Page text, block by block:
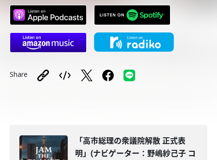
Share
「高市総理の衆議院解散 正式表
明」(ナビゲーター：野嶋紗己子 コ